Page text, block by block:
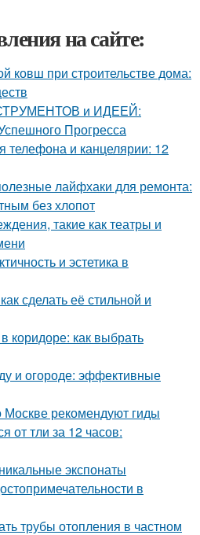
на сайте:
ковш при строительстве дома:
и ИДЕЕЙ:
Прогресса
телефона и канцелярии: 12
лайфхаки для ремонта:
без хлопот
такие как театры и
и эстетика в
сделать её стильной и
коридоре: как выбрать
и огороде: эффективные
Москве рекомендуют гиды
от тли за 12 часов:
экспонаты
в
трубы отопления в частном